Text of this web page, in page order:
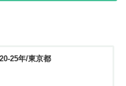
25年/東京都